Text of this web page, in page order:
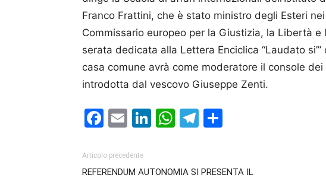
Franco Frattini, che è stato ministro degli Esteri
Commissario europeo per la Giustizia, la Libertà
serata dedicata alla Lettera Enciclica “Laudato
casa comune avrà come moderatore il console
introdotta dal vescovo Giuseppe Zenti.
Facebook
EmailLinkedIn
WhatsApp
Telegram
Articolo precedente
REFERENDUM AUTONOMIA SI PRESENTA IL